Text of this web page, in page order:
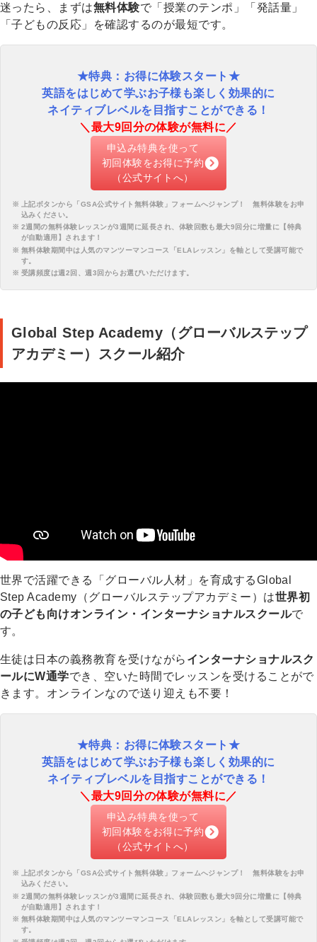
迷ったら、まずは無料体験で「授業のテンポ」「発話量」
「子どもの反応」を確認するのが最短です。
★特典：お得に体験スタート★
英語をはじめて学ぶお子様も楽しく効果的に
ネイティブレベルを目指すことができる！
＼最大9回分の体験が無料に／
申込み特典を使って
初回体験をお得に予約
（公式サイトへ）
上記ボタンから「 GSA公式サイト無料体験 」フォームへジャンプ！ 無料体験をお申
込みください。
2週間の無料体験レッスンが3週間に延長され、体験回数も最大9回分に増量に【特典
が自動適用】されます！
無料体験期間中は人気のマンツーマンコース「ELAレッスン」を軸として受講可能で
す。
受講頻度は週2回、週3回からお選びいただけます。
Global Step Academy（グローバルステップ
アカデミー）スクール紹介
世界で活躍できる「グローバル人材」を育成するGlobal
Step Academy（グローバルステップアカデミー）は世界初
の子ども向けオンライン・インターナショナルスクールで
す。
生徒は日本の義務教育を受けながら インターナショナルスク
ールにW通学でき、空いた時間でレッスンを受けることがで
きます。オンラインなので送り迎えも不要！
★特典：お得に体験スタート★
英語をはじめて学ぶお子様も楽しく効果的に
ネイティブレベルを目指すことができる！
＼最大9回分の体験が無料に／
申込み特典を使って
初回体験をお得に予約
（公式サイトへ）
上記ボタンから「 GSA公式サイト無料体験 」フォームへジャンプ！ 無料体験をお申
込みください。
2週間の無料体験レッスンが3週間に延長され、体験回数も最大9回分に増量に【特典
が自動適用】されます！
無料体験期間中は人気のマンツーマンコース「ELAレッスン」を軸として受講可能で
す。